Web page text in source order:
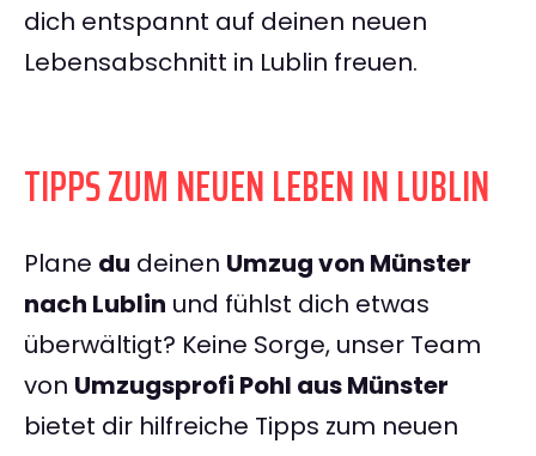
dich entspannt auf deinen neuen
Lebensabschnitt in Lublin freuen.
TIPPS ZUM NEUEN LEBEN IN LUBLIN
Plane du deinen Umzug von Münster
nach Lublin und fühlst dich etwas
überwältigt? Keine Sorge, unser Team
von Umzugsprofi Pohl aus Münster
bietet dir hilfreiche Tipps zum neuen